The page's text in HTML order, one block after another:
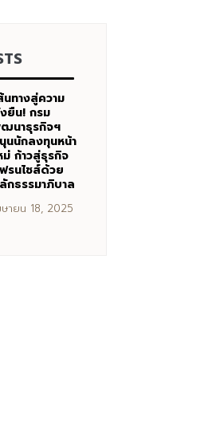
นทางสู่ความ
ยืน! กรม
นาธุรกิจฯ
นนักลงทุนหน้า
ม่ ก้าวสู่ธุรกิจ
รนไชส์ด้วย
กธรรมาภิบาล
ษายน 18, 2025